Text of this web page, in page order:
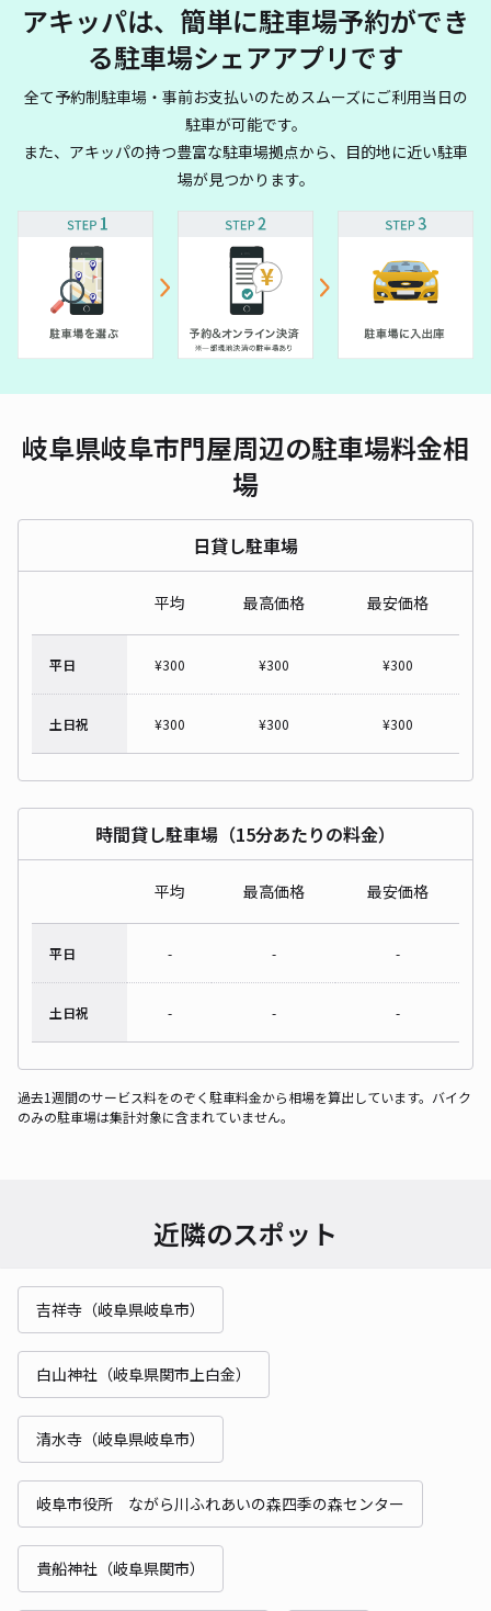
アキッパは、簡単に駐車場予約ができ
る駐車場シェアアプリです
全て予約制駐車場・事前お支払いのためスムーズにご利用当日の
駐車が可能です。
また、アキッパの持つ豊富な駐車場拠点から、目的地に近い駐車
場が見つかります。
岐阜県岐阜市門屋周辺の駐車場料金相
場
日貸し駐車場
平均 最高価格 最安価格
平日 ¥300 ¥300 ¥300
土日祝 ¥300 ¥300 ¥300
時間貸し駐車場（15分あたりの料金）
平均 最高価格 最安価格
平日 - - -
土日祝 - - -
過去1週間のサービス料をのぞく駐車料金から相場を算出しています。バイク
のみの駐車場は集計対象に含まれていません。
近隣のスポット
吉祥寺（岐阜県岐阜市）
白山神社（岐阜県関市上白金）
清水寺（岐阜県岐阜市）
岐阜市役所 ながら川ふれあいの森四季の森センター
貴船神社（岐阜県関市）